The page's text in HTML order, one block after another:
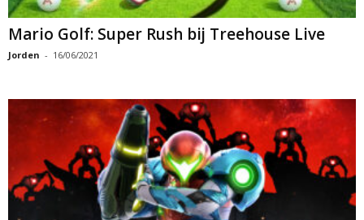
Mario Golf: Super Rush bij Treehouse Live
Jorden - 16/06/2021